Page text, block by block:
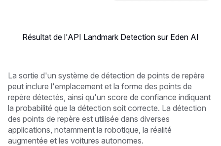
Résultat de l'API Landmark Detection sur Eden AI
La sortie d'un système de détection de points de repère
peut inclure l'emplacement et la forme des points de
repère détectés, ainsi qu'un score de confiance indiquant
la probabilité que la détection soit correcte. La détection
des points de repère est utilisée dans diverses
applications, notamment la robotique, la réalité
augmentée et les voitures autonomes.